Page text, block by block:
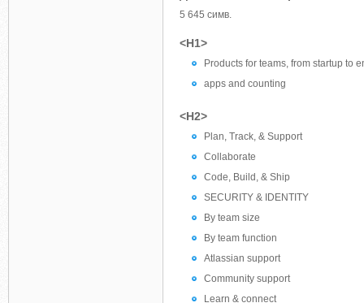
5 645 симв.
<H1>
Products for teams, from startup to
apps and counting
<H2>
Plan, Track, & Support
Collaborate
Code, Build, & Ship
SECURITY & IDENTITY
By team size
By team function
Atlassian support
Community support
Learn & connect